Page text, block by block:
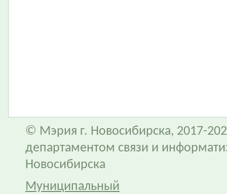
© Мэрия г. Новосибирска, 2017-
департаментом связи и
Новосибирска
Муниципальный